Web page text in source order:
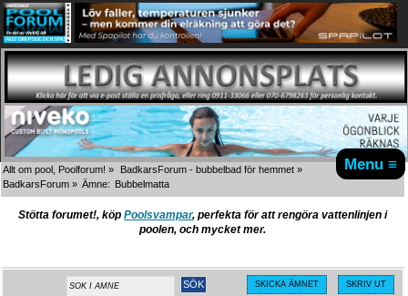
Menu ≡
Allt om pool, Poolforum! » BadkarsForum - bubbelbad för hemmet »
BadkarsForum » Ämne: Bubbelmatta
Stötta forumet!, köp Poolsvampar, perfekta för att rengöra vattenlinjen i
poolen, och mycket mer.
SKICKA ÄMNET SKRIV UT